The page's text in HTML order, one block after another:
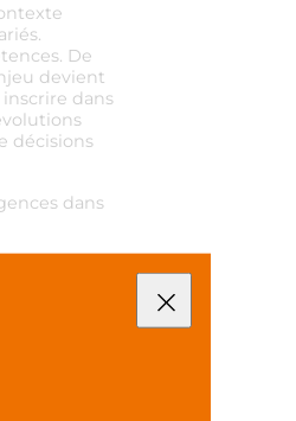
De
devient
dans
décisions
dans
alors un